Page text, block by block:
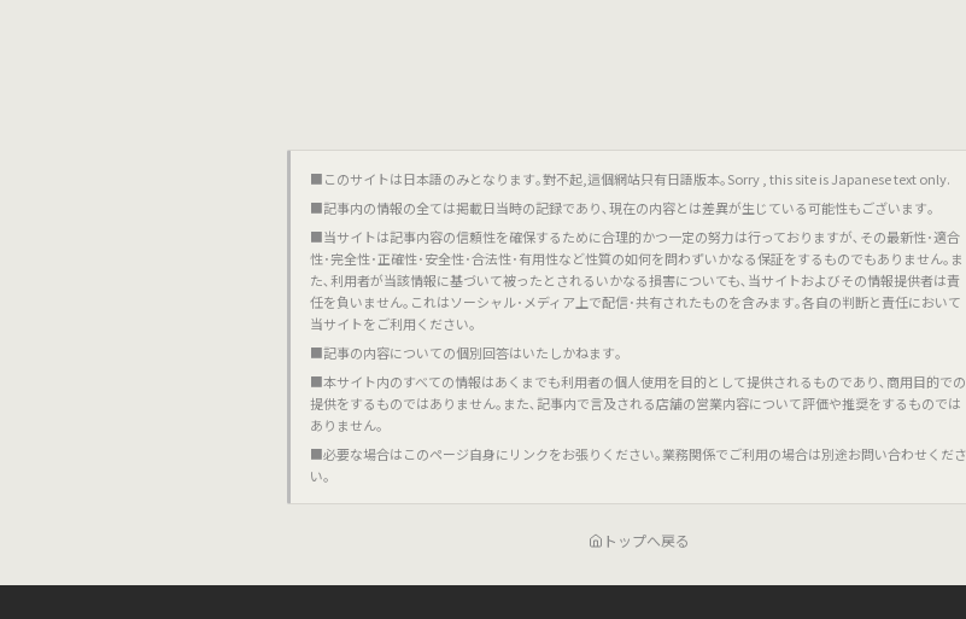
■このサイトは日本語のみとなります｡對不起,這個網站只有日語版本｡Sorry , this site is Japanese text only.
■記事内の情報の全ては掲載日当時の記録であり､現在の内容とは差異が生じている可能性もございます｡
■当サイトは記事内容の信頼性を確保するために合理的かつ一定の努力は行っておりますが､その最新性･適合
性･完全性･正確性･安全性･合法性･有用性など性質の如何を問わずいかなる保証をするものでもありません｡ま
た､利用者が当該情報に基づいて被ったとされるいかなる損害についても､当サイトおよびその情報提供者は責
任を負いません｡これはソーシャル･メディア上で配信･共有されたものを含みます｡各自の判断と責任において
当サイトをご利用ください｡
■記事の内容についての個別回答はいたしかねます｡
■本サイト内のすべての情報はあくまでも利用者の個人使用を目的として提供されるものであり､商用目的での
提供をするものではありません｡また､記事内で言及される店舗の営業内容について評価や推奨をするものでは
ありません｡
■必要な場合はこのページ自身にリンクをお張りください｡業務関係でご利用の場合は別途お問い合わせくださ
い｡
トップへ戻る